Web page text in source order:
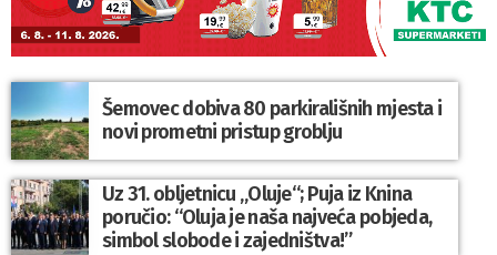
Šemovec dobiva 80 parkirališnih mjesta i
novi prometni pristup groblju
Uz 31. obljetnicu „Oluje“; Puja iz Knina
poručio: “Oluja je naša najveća pobjeda,
simbol slobode i zajedništva!”